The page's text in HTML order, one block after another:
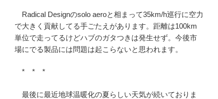
Radical Designのsolo aeroと相まって35km/h巡行に空力
で大きく貢献してる手ごたえがあります。距離は100km
単位で走ってるけどハブのガタつきは発生せず。今後市
場にでる製品には問題は起こらないと思われます。
* * *
最後に最近地球温暖化の夏らしい天気が続いておりま